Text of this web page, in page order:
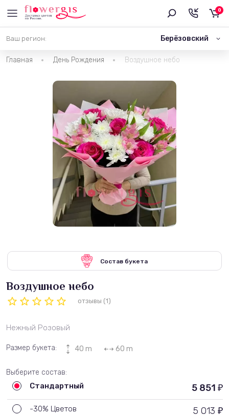
Ваш регион: Берёзовский
0
Главная День Рождения Воздушное небо
Состав букета
Воздушное небо
отзывы (1)
Нежный Розовый
Размер букета: 40 m 60 m
Выберите состав:
Стандартный 5 851 ₽
-30% Цветов 5 013 ₽